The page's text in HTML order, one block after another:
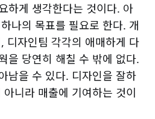
하게 생각한다는 것이다. 아
나의 목표를 필요로 한다. 개
디자인팀 각각의 애매하게 다
을 당연히 해칠 수 밖에 없다.
남을 수 있다. 디자인을 잘하
니라 매출에 기여하는 것이